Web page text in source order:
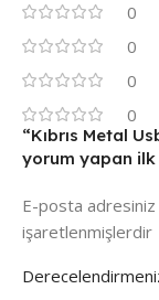
0
0
0
0
“Kıbrıs Metal
yorum yapan ilk
E-posta adresiniz
işaretlenmişlerdir